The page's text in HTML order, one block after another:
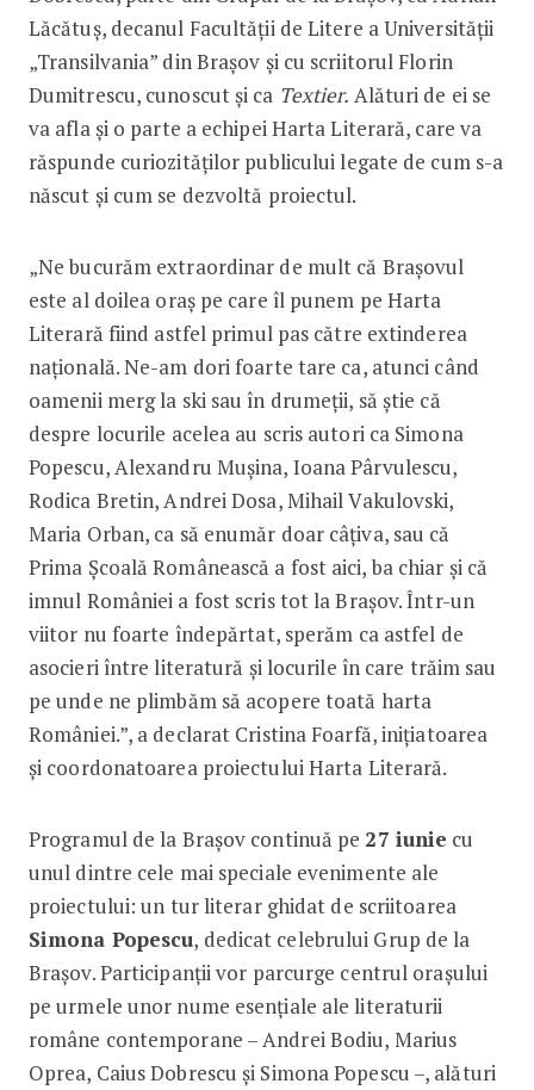
Lăcătuș, decanul Facultății de Litere a Universității
„Transilvania” din Brașov și cu scriitorul Florin
Dumitrescu, cunoscut și ca Textier. Alături de ei se
va afla și o parte a echipei Harta Literară, care va
răspunde curiozităților publicului legate de cum s-a
născut și cum se dezvoltă proiectul.
„Ne bucurăm extraordinar de mult că Brașovul
este al doilea oraș pe care îl punem pe Harta
Literară fiind astfel primul pas către extinderea
națională. Ne-am dori foarte tare ca, atunci când
oamenii merg la ski sau în drumeții, să știe că
despre locurile acelea au scris autori ca Simona
Popescu, Alexandru Mușina, Ioana Pârvulescu,
Rodica Bretin, Andrei Dosa, Mihail Vakulovski,
Maria Orban, ca să enumăr doar câțiva, sau că
Prima Școală Românească a fost aici, ba chiar și că
imnul României a fost scris tot la Brașov. Într-un
viitor nu foarte îndepărtat, sperăm ca astfel de
asocieri între literatură și locurile în care trăim sau
pe unde ne plimbăm să acopere toată harta
României.”, a declarat Cristina Foarfă, inițiatoarea
și coordonatoarea proiectului Harta Literară.
Programul de la Brașov continuă pe 27 iunie cu
unul dintre cele mai speciale evenimente ale
proiectului: un tur literar ghidat de scriitoarea
Simona Popescu, dedicat celebrului Grup de la
Brașov. Participanții vor parcurge centrul orașului
pe urmele unor nume esențiale ale literaturii
române contemporane – Andrei Bodiu, Marius
Oprea, Caius Dobrescu și Simona Popescu –, alături